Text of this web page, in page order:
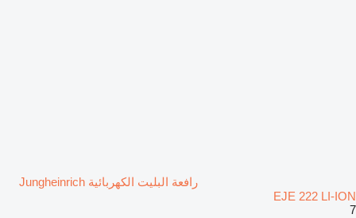
رافعة البليت الكهربائية Jungheinrich
EJE 222 LI-ION
7